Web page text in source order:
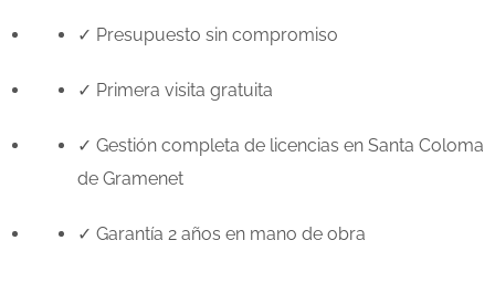
✓ Presupuesto sin compromiso
✓ Primera visita gratuita
✓ Gestión completa de licencias en Santa Coloma
de Gramenet
✓ Garantía 2 años en mano de obra